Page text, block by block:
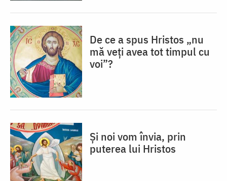
De ce a spus Hristos „nu
mă veţi avea tot timpul cu
voi”?
Și noi vom învia, prin
puterea lui Hristos